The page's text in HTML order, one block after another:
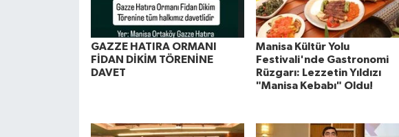
GAZZE HATIRA ORMANI
FİDAN DİKİM TÖRENİNE
DAVET
Manisa Kültür Yolu
Festivali'nde Gastronomi
Rüzgarı: Lezzetin Yıldızı
"Manisa Kebabı" Oldu!